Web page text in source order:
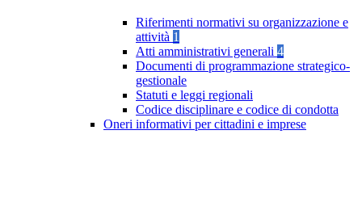
Riferimenti normativi su organizzazione e
attività 1
Atti amministrativi generali 4
Documenti di programmazione strategico-
gestionale
Statuti e leggi regionali
Codice disciplinare e codice di condotta
Oneri informativi per cittadini e imprese